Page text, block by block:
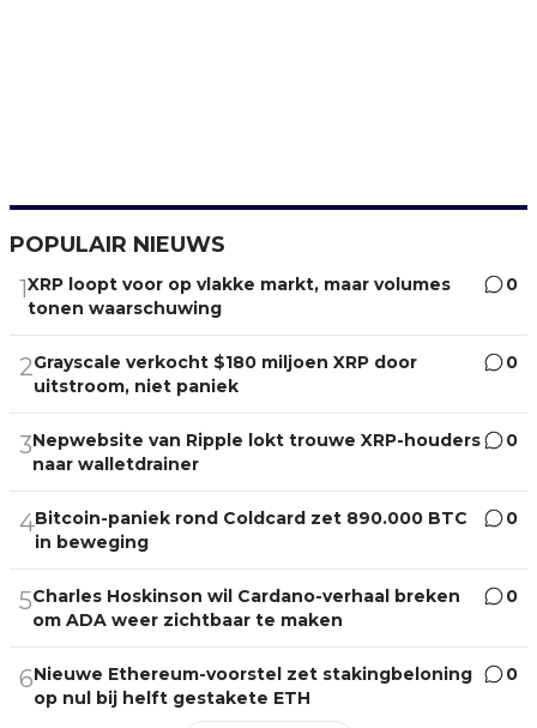
POPULAIR NIEUWS
1XRP loopt voor op vlakke markt, maar volumes
tonen waarschuwing
0
2Grayscale verkocht $180 miljoen XRP door
uitstroom, niet paniek
0
3Nepwebsite van Ripple lokt trouwe XRP-houders
naar walletdrainer
0
4Bitcoin-paniek rond Coldcard zet 890.000 BTC
in beweging
0
5Charles Hoskinson wil Cardano-verhaal breken
om ADA weer zichtbaar te maken
0
6Nieuwe Ethereum-voorstel zet stakingbeloning
op nul bij helft gestakete ETH
0